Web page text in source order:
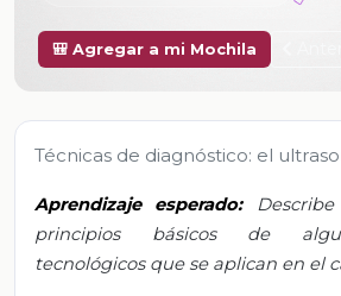
🎒 Agregar a mi Mochila
Técnicas de diagnóstico: el
Aprendizaje esperado:
principios básicos de
tecnológicos que se aplican en el